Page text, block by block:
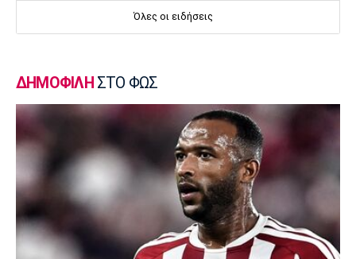
Διαψεύδει ο Ινφαντίνο τις καταγγελίες
Ατρόμητος: Επαγγελματικό συμβόλαιο για
τον Κώτση
20:15
Champions League
ΠΑΟΚ – Μπραν 2-3: Εκτός συνέχειας από το
Champions League οι γυναίκες του
«δικέφαλου»
20:00
Super League 1
Όλες οι ειδήσεις
ΔΗΜΟΦΙΛΗ ΣΤΟ ΦΩΣ